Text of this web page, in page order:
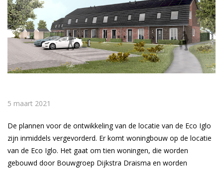
5 maart 2021
De plannen voor de ontwikkeling van de locatie van de Eco Iglo
zijn inmiddels vergevorderd. Er komt woningbouw op de locatie
van de Eco Iglo. Het gaat om tien woningen, die worden
gebouwd door Bouwgroep Dijkstra Draisma en worden